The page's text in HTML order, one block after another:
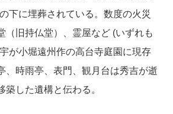
下に埋葬されている。数度の火災
（旧持仏堂）、霊屋など (いずれも
が小堀遠州作の高台寺庭園に現存
、時雨亭、表門、観月台は秀吉が逝
築した遺構と伝わる。